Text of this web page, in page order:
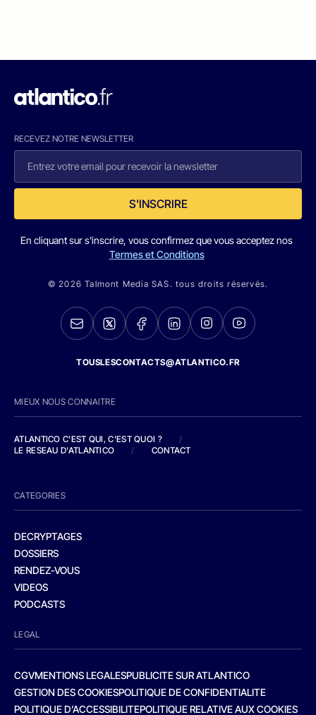
RECEVEZ NOTRE NEWSLETTER
S'INSCRIRE
En cliquant sur s'inscrire, vous confirmez que vous acceptez nos
Termes et Conditions
© 2026 Talmont Media SAS. tous droits réservés.
TOUSLESCONTACTS@ATLANTICO.FR
MIEUX NOUS CONNAITRE
ATLANTICO C'EST QUI, C'EST QUOI ?
/
LE RESEAU D'ATLANTICO
/ CONTACT
CATEGORIES
DECRYPTAGES
DOSSIERS
RENDEZ-VOUS
VIDEOS
PODCASTS
LEGAL
CGVMENTIONS LEGALESPUBLICITE SUR ATLANTICO
GESTION DES COOKIESPOLITIQUE DE CONFIDENTIALITE
POLITIQUE D’ACCESSIBILITEPOLITIQUE RELATIVE AUX COOKIES